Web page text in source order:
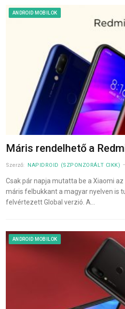
ANDROID MOBILOK
Máris rendelhető a
Szerző: NAPIDROID (SZPONZORÁLT CIKK)
Csak pár napja mutatta be a Xiaomi
máris felbukkant a magyar nyelven is
felvértezett Global verzió. A…
ANDROID MOBILOK